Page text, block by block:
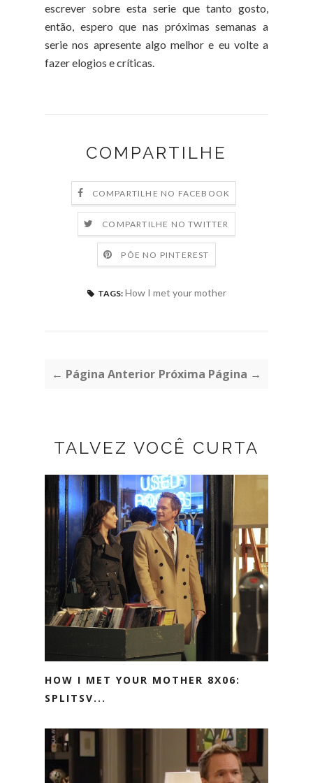
escrever sobre esta serie que tanto gosto,
então, espero que nas próximas semanas a
serie nos apresente algo melhor e eu volte a
fazer elogios e críticas.
COMPARTILHE
COMPARTILHE NO FACEBOOK
COMPARTILHE NO TWITTER
PÕE NO PINTEREST
TAGS: How I met your mother
← Página Anterior Próxima Página →
TALVEZ VOCÊ CURTA
HOW I MET YOUR MOTHER 8X06:
SPLITSV...